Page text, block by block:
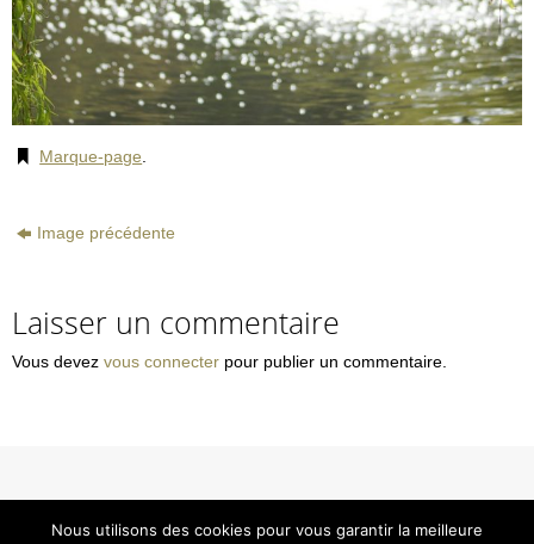
Marque-page.
Image précédente
Laisser un commentaire
Vous devez vous connecter pour publier un commentaire.
© Smavas
Nous utilisons des cookies pour vous garantir la meilleure